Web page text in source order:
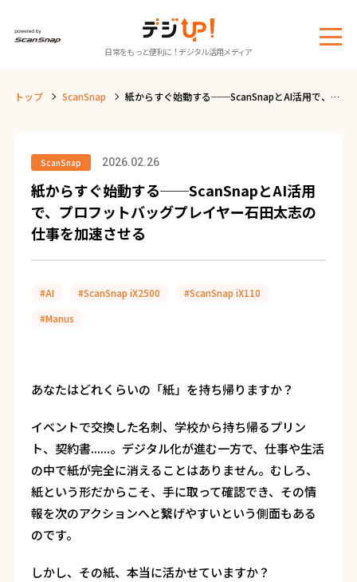
日常をもっと便利に！デジタル活用メディア
メ
ー
トップ ScanSnap
紙からすぐ始動する──ScanSnapとAI活用で、プ
ScanSnap 2026.02.26
紙からすぐ始動する──ScanSnapとAI活用
で、プロフットバッグプレイヤー石田太志の
仕事を加速させる
#AI #ScanSnap iX2500
#ScanSnap iX110
#Manus
あなたはどれくらいの「紙」を持ち帰りますか？
イベントで交換した名刺、学校から持ち帰るプリン
ト、契約書......。デジタル化が進む一方で、仕事や生活
の中で紙が完全に消えることはありません。むしろ、
紙という形だからこそ、手に取って確認でき、その情
報を次のアクションへと繋げやすいという側面もある
のです。
しかし、その紙、本当に活かせていますか？